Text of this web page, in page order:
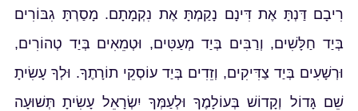
רִיבָם דַּנְתָּ אֶת דִּינָם נָקַמְתָּ אֶת נִקְמָתָם. מָסַרְתָּ גִבּוֹרִים
בְּיַד חַלָּשִׁים, וְרַבִּים בְּיַד מְעַטִּים, וּטְמֵאִים בְּיַד טְהוֹרִים,
וּרְשָׁעִים בְּיַד צַדִּיקִים, וְזֵדִים בְּיַד עוֹסְקֵי תוֹרָתֶךָ. וּלְךָ עָשִׂיתָ
שֵׁם גָּדוֹל וְקָדוֹשׁ בְּעוֹלָמֶךָ וּלְעַמְּךָ יִשְׂרָאֵל עָשִׂיתָ תְּשׁוּעָה